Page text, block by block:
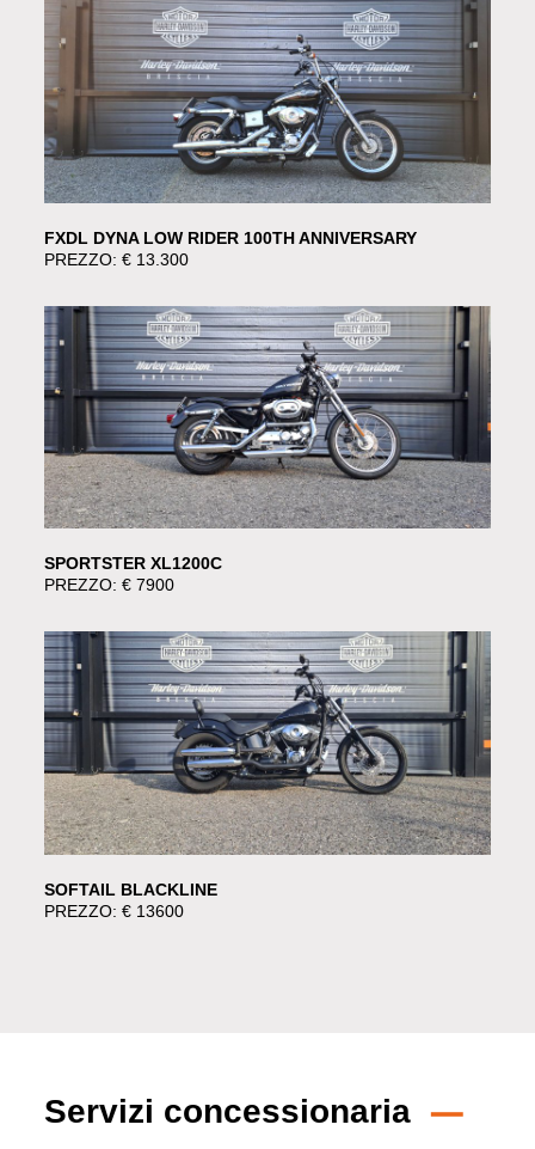
FXDL DYNA LOW RIDER 100TH ANNIVERSARY
PREZZO: € 13.300
SPORTSTER XL1200C
PREZZO: € 7900
SOFTAIL BLACKLINE
PREZZO: € 13600
Servizi concessionaria